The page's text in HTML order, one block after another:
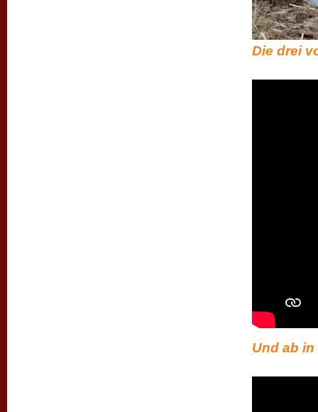
Die drei
Und ab